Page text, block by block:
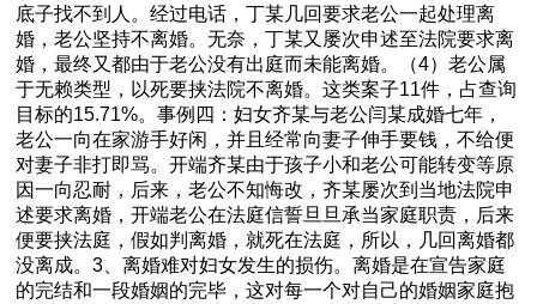
底子找不到人。经过电话，丁某几回要求老公一起处理离
婚，老公坚持不离婚。无奈，丁某又屡次申述至法院要求离
婚，最终又都由于老公没有出庭而未能离婚。（4）老公属
于无赖类型，以死要挟法院不离婚。这类案子11件，占查询
目标的15.71%。事例四：妇女齐某与老公闫某成婚七年，
老公一向在家游手好闲，并且经常向妻子伸手要钱，不给便
对妻子非打即骂。开端齐某由于孩子小和老公可能转变等原
因一向忍耐，后来，老公不知悔改，齐某屡次到当地法院申
述要求离婚，开端老公在法庭信誓旦旦承当家庭职责，后来
便要挟法庭，假如判离婚，就死在法庭，所以，几回离婚都
没离成。3、离婚难对妇女发生的损伤。离婚是在宣告家庭
的完结和一段婚姻的完毕，这对每一个对自己的婚姻家庭抱